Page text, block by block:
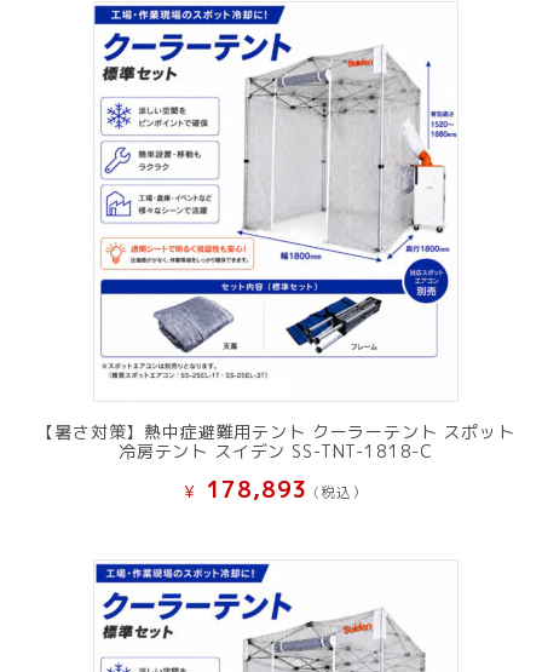
【暑さ対策】熱中症避難用テント クーラーテント スポット
冷房テント スイデン SS-TNT-1818-C
¥ 178,893 (税込）